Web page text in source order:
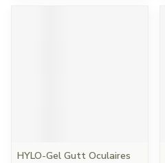
HYLO-Gel Gutt Oculaires